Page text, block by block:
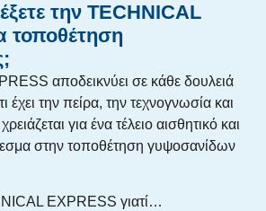
την TECHNICAL
τοποθέτηση
αποδεικνύει σε κάθε δουλειά
έχει την πείρα, την τεχνογνωσία και
για ένα τέλειο αισθητικό και
στην τοποθέτηση γυψοσανίδων
EXPRESS γιατί…